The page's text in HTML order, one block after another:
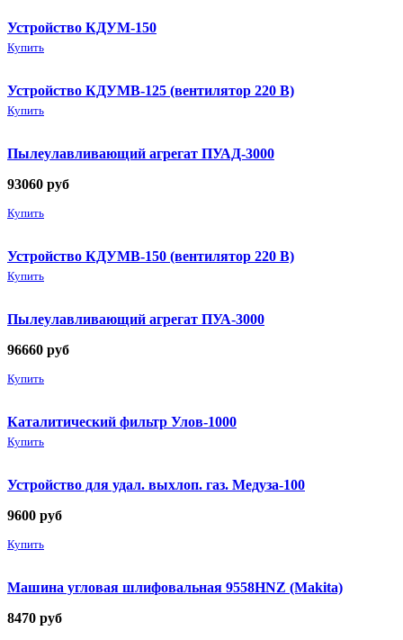
Устройство КДУМ-150
Купить
Устройство КДУМВ-125 (вентилятор 220 В)
Купить
Пылеулавливающий агрегат ПУАД-3000
93060 руб
Купить
Устройство КДУМВ-150 (вентилятор 220 В)
Купить
Пылеулавливающий агрегат ПУА-3000
96660 руб
Купить
Каталитический фильтр Улов-1000
Купить
Устройство для удал. выхлоп. газ. Медуза-100
9600 руб
Купить
Машина угловая шлифовальная 9558HNZ (Makita)
8470 руб